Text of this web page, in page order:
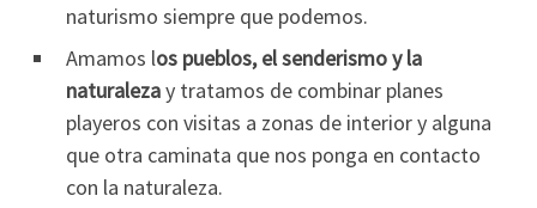
naturismo siempre que podemos.
Amamos los pueblos, el senderismo y la
naturalezay tratamos de combinar planes
playeros con visitas a zonas de interior y alguna
que otra caminata que nos ponga en contacto
con la naturaleza.